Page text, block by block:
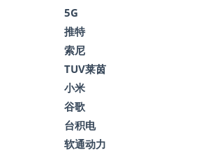
5G
推特
索尼
TUV莱茵
小米
谷歌
台积电
软通动力